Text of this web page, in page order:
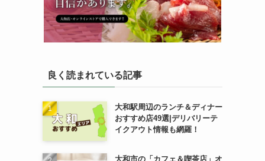
良く読まれている記事
大和駅周辺のランチ＆ディナー
おすすめ店49選|デリバリーテ
イクアウト情報も網羅！
大和市の「カフェ＆喫茶店」オ